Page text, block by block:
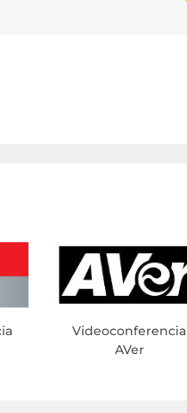
Videoconferencia
AVer